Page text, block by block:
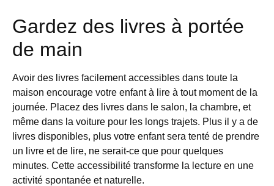
Gardez des livres à portée
de main
Avoir des livres facilement accessibles dans toute la
maison encourage votre enfant à lire à tout moment de la
journée. Placez des livres dans le salon, la chambre, et
même dans la voiture pour les longs trajets. Plus il y a de
livres disponibles, plus votre enfant sera tenté de prendre
un livre et de lire, ne serait-ce que pour quelques
minutes. Cette accessibilité transforme la lecture en une
activité spontanée et naturelle.